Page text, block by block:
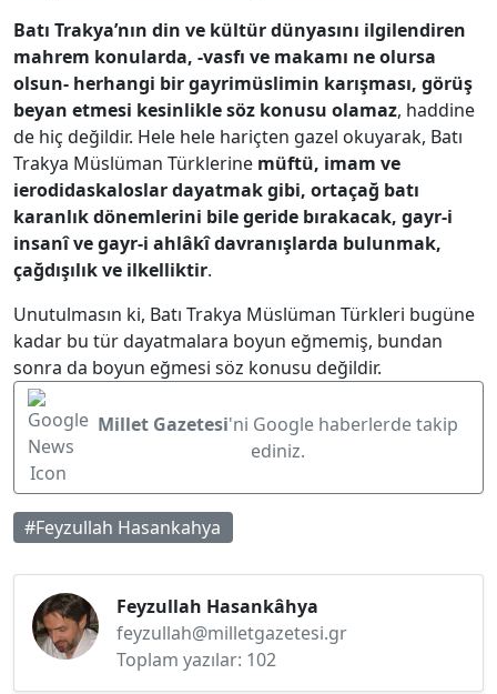
Batı Trakya’nın din ve kültür dünyasını ilgilendiren
mahrem konularda, -vasfı ve makamı ne olursa
olsun- herhangi bir gayrimüslimin karışması, görüş
beyan etmesi kesinlikle söz konusu olamaz, haddine
de hiç değildir. Hele hele hariçten gazel okuyarak, Batı
Trakya Müslüman Türklerine müftü, imam ve
ierodidaskaloslar dayatmak gibi, ortaçağ batı
karanlık dönemlerini bile geride bırakacak, gayr-i
insanî ve gayr-i ahlâkî davranışlarda bulunmak,
çağdışılık ve ilkelliktir.
Unutulmasın ki, Batı Trakya Müslüman Türkleri bugüne
kadar bu tür dayatmalara boyun eğmemiş, bundan
sonra da boyun eğmesi söz konusu değildir.
Millet Gazetesi'ni Google haberlerde takip
ediniz.
#Feyzullah Hasankahya
Feyzullah Hasankâhya
feyzullah@milletgazetesi.gr
Toplam yazılar: 102